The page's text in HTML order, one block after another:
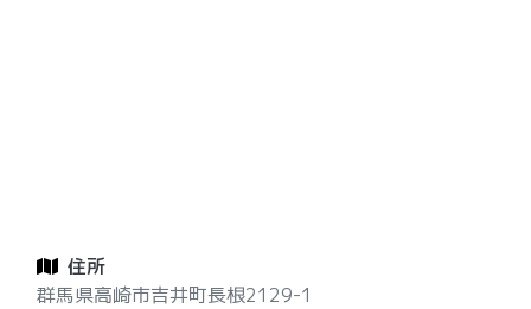
住所
群馬県高崎市吉井町長根2129-1